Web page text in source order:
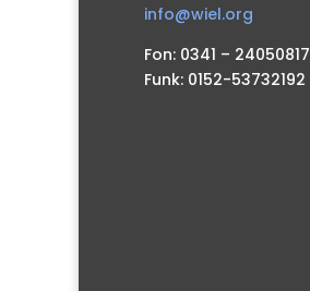
info@wiel.org
Fon: 0341 – 24050817
Funk: 0152-53732192